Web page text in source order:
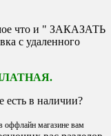
что и " ЗАКАЗАТЬ
с удаленного
есть в наличии?
оффлайн магазине вам